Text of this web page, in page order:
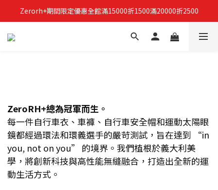
立即加入Zerorh+官網會員，獲得購物禮金
Zerorh+期間限定優惠全館滿15000折1500滿20000折2500
立即加入Zerorh+官網會員，獲得購物禮金
ZeroRH+總為冠軍而生。
每一件自行車衣、車褲、自行車安全帽和運動太陽眼
鏡都經過環法和環義選手的嚴苛測試，旨在達到 “in
you, not on you” 的境界。我們植根於義大利美
學，將創新科技與高性能無縫融合，打造出全新的運
動生活方式。